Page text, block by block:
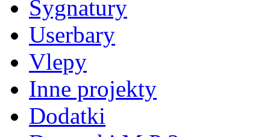
Sygnatury
Userbary
Vlepy
Inne projekty
Dodatki